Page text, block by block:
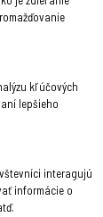
kľúčových
lepšieho
interagujú
informácie o